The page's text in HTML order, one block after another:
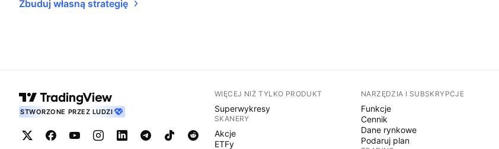
Zbuduj własną strategię
STWORZONE PRZEZ LUDZI
WIĘCEJ NIŻ TYLKO PRODUKT
Superwykresy
SKANERY
Akcje
ETFy
NARZĘDZIA I SUBSKRYPCJE
Funkcje
Cennik
Dane rynkowe
Podaruj plan